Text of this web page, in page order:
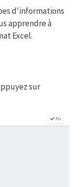
d'informations
apprendre à
Excel.
sur